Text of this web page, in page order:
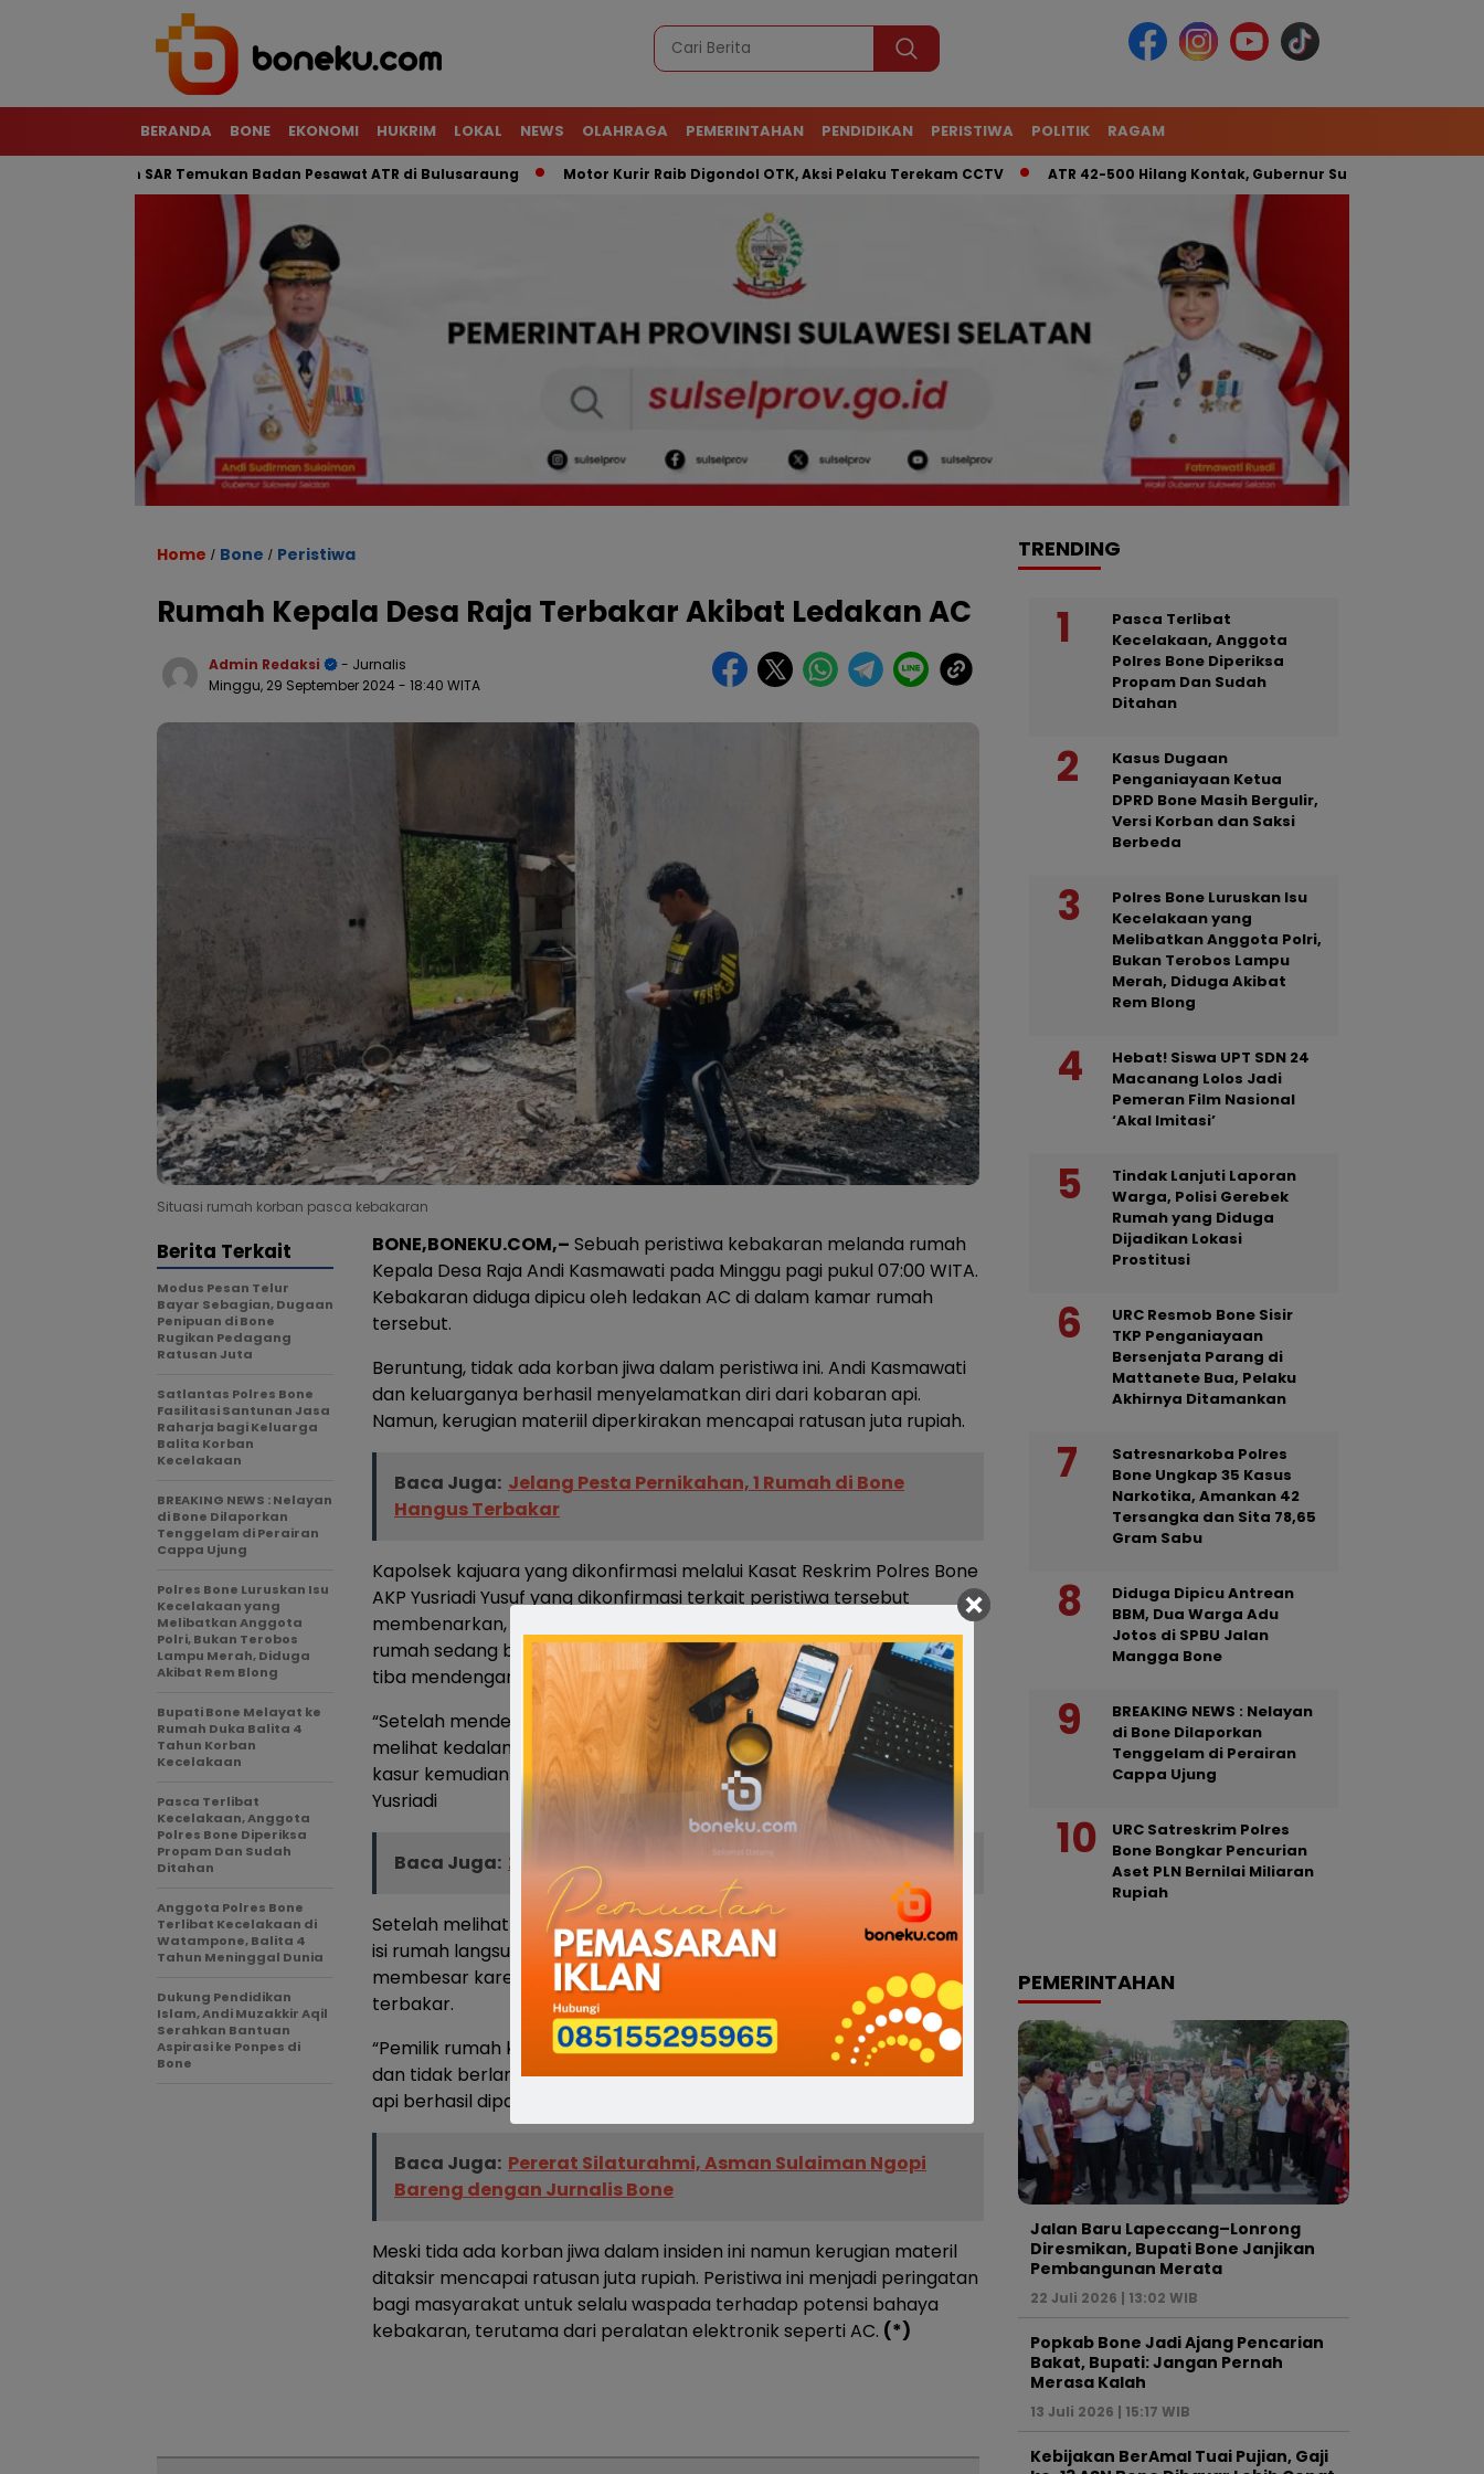
BERANDA BONE EKONOMI HUKRIM LOKAL NEWS OLAHRAGA PEMERINTAHAN PENDIDIKAN PERISTIWA POLITIK RAGAM
Tim SAR Temukan Badan Pesawat ATR di Bulusaraung Motor Kurir Raib Digondol OTK, Aksi Pelaku Terekam CCTV ATR 42-500 Hilang Kontak, Gubernur Sulsel: Kita Kerahkan Tim
Home / Bone / Peristiwa
Rumah Kepala Desa Raja Terbakar Akibat Ledakan AC
Admin Redaksi
- Jurnalis
Minggu, 29 September 2024 - 18:40 WITA
Situasi rumah korban pasca kebakaran
BONE,BONEKU.COM,– Sebuah peristiwa kebakaran melanda rumah
Kepala Desa Raja Andi Kasmawati pada Minggu pagi pukul 07:00 WITA.
Kebakaran diduga dipicu oleh ledakan AC di dalam kamar rumah
tersebut.
Beruntung, tidak ada korban jiwa dalam peristiwa ini. Andi Kasmawati
dan keluarganya berhasil menyelamatkan diri dari kobaran api.
Namun, kerugian materiil diperkirakan mencapai ratusan juta rupiah.
Baca Juga: Jelang Pesta Pernikahan, 1 Rumah di Bone
Hangus Terbakar
Kapolsek kajuara yang dikonfirmasi melalui Kasat Reskrim Polres Bone
AKP Yusriadi Yusuf yang dikonfirmasi terkait peristiwa tersebut
membenarkan, kata dia pada saat kejadian saksi bersama pemilik
rumah sedang berada di teras rumah sambil ngopi kemudian tiba-
tiba mendengarkan ledakan kecil dari dalam kamar.
“Setelah mendengarkan ledakan tersebut pemilik rumah dan saksi
melihat kedalam kamar dan melihat indor AC terbakar dan jatuh ke
kasur kemudian menimbulkan api yang sudah membesar,” Kata AKP
Yusriadi
Baca Juga: 2 Unit Rumah di Bone Hangus Terbakar
Setelah melihat api yang kian membesar, pemilik rumah dan seluruh
isi rumah langsung berlari ke luar rumah, apai dengan cepat
membesar karena di dalam kamar terdapat barang yang mudah
terbakar.
“Pemilik rumah kemudian berteriak meminta tolong kepada warga
dan tidak berlangsung lama petugas damkar pun tiba di lokasi dan
api berhasil dipadamkan,” Tambah Yusriadi.
Baca Juga: Pererat Silaturahmi, Asman Sulaiman Ngopi
Bareng dengan Jurnalis Bone
Meski tida ada korban jiwa dalam insiden ini namun kerugian materil
ditaksir mencapai ratusan juta rupiah. Peristiwa ini menjadi peringatan
bagi masyarakat untuk selalu waspada terhadap potensi bahaya
kebakaran, terutama dari peralatan elektronik seperti AC. (*)
Berita Terkait
Modus Pesan Telur
Bayar Sebagian, Dugaan
Penipuan di Bone
Rugikan Pedagang
Ratusan Juta
Satlantas Polres Bone
Fasilitasi Santunan Jasa
Raharja bagi Keluarga
Balita Korban
Kecelakaan
BREAKING NEWS : Nelayan
di Bone Dilaporkan
Tenggelam di Perairan
Cappa Ujung
Polres Bone Luruskan Isu
Kecelakaan yang
Melibatkan Anggota
Polri, Bukan Terobos
Lampu Merah, Diduga
Akibat Rem Blong
Bupati Bone Melayat ke
Rumah Duka Balita 4
Tahun Korban
Kecelakaan
Pasca Terlibat
Kecelakaan, Anggota
Polres Bone Diperiksa
Propam Dan Sudah
Ditahan
Anggota Polres Bone
Terlibat Kecelakaan di
Watampone, Balita 4
Tahun Meninggal Dunia
Dukung Pendidikan
Islam, Andi Muzakkir Aqil
Serahkan Bantuan
Aspirasi ke Ponpes di
Bone
TRENDING
Pasca Terlibat
Kecelakaan, Anggota
Polres Bone Diperiksa
Propam Dan Sudah
Ditahan
Kasus Dugaan
Penganiayaan Ketua
DPRD Bone Masih Bergulir,
Versi Korban dan Saksi
Berbeda
Polres Bone Luruskan Isu
Kecelakaan yang
Melibatkan Anggota Polri,
Bukan Terobos Lampu
Merah, Diduga Akibat
Rem Blong
Hebat! Siswa UPT SDN 24
Macanang Lolos Jadi
Pemeran Film Nasional
‘Akal Imitasi’
Tindak Lanjuti Laporan
Warga, Polisi Gerebek
Rumah yang Diduga
Dijadikan Lokasi
Prostitusi
URC Resmob Bone Sisir
TKP Penganiayaan
Bersenjata Parang di
Mattanete Bua, Pelaku
Akhirnya Ditamankan
Satresnarkoba Polres
Bone Ungkap 35 Kasus
Narkotika, Amankan 42
Tersangka dan Sita 78,65
Gram Sabu
Diduga Dipicu Antrean
BBM, Dua Warga Adu
Jotos di SPBU Jalan
Mangga Bone
BREAKING NEWS : Nelayan
di Bone Dilaporkan
Tenggelam di Perairan
Cappa Ujung
URC Satreskrim Polres
Bone Bongkar Pencurian
Aset PLN Bernilai Miliaran
Rupiah
PEMERINTAHAN
Jalan Baru Lapeccang–Lonrong
Diresmikan, Bupati Bone Janjikan
Pembangunan Merata
22 Juli 2026 | 13:02 WIB
Popkab Bone Jadi Ajang Pencarian
Bakat, Bupati: Jangan Pernah
Merasa Kalah
13 Juli 2026 | 15:17 WIB
Kebijakan BerAmal Tuai Pujian, Gaji